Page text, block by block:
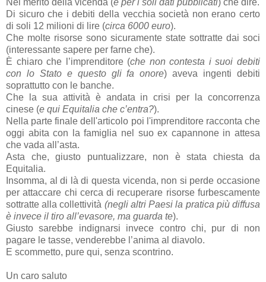
Di sicuro che i debiti della vecchia società non erano certo
di soli 12 milioni di lire (circa 6000 euro).
Che molte risorse sono sicuramente state sottratte dai soci
(interessante sapere per farne che).
È chiaro che l’imprenditore (che non contesta i suoi debiti
con lo Stato e questo gli fa onore) aveva ingenti debiti
soprattutto con le banche.
Che la sua attività è andata in crisi per la concorrenza
cinese (e qui Equitalia che c’entra?).
Nella parte finale dell'articolo poi l'imprenditore racconta che
oggi abita con la famiglia nel suo ex capannone in attesa
che vada all’asta.
Asta che, giusto puntualizzare, non è stata chiesta da
Equitalia.
Insomma, al di là di questa vicenda, non si perde occasione
per attaccare chi cerca di recuperare risorse furbescamente
sottratte alla collettività (negli altri Paesi la pratica più diffusa
è invece il tiro all’evasore, ma guarda te).
Giusto sarebbe indignarsi invece contro chi, pur di non
pagare le tasse, venderebbe l’anima al diavolo.
E scommetto, pure qui, senza scontrino.
Un caro saluto